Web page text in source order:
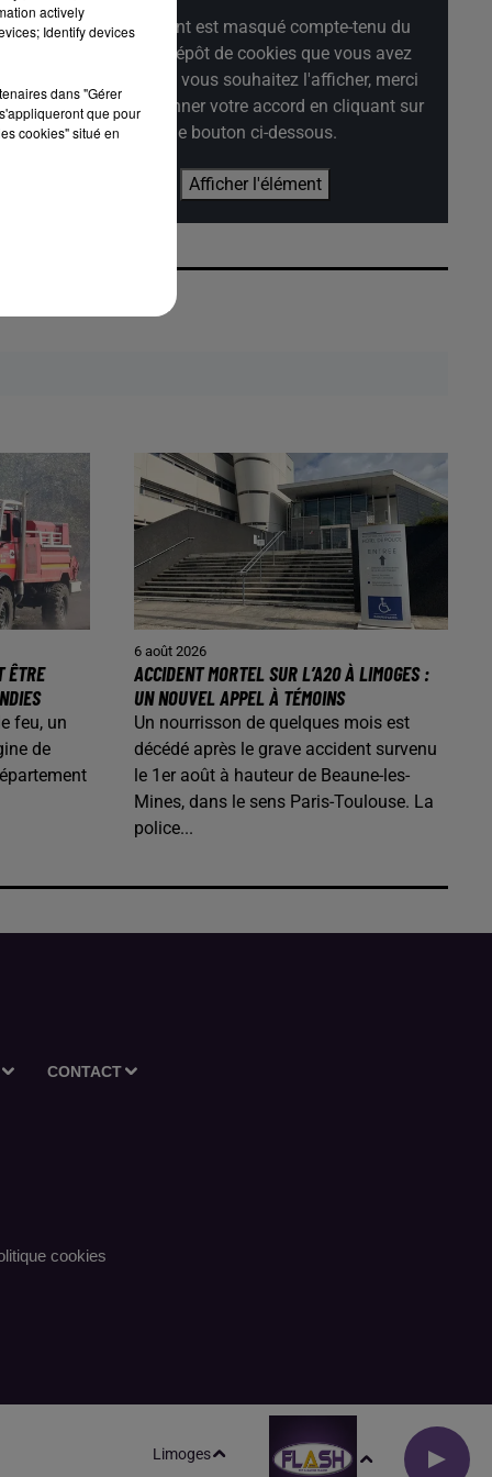
Cet élément est masqué compte-tenu du
refus du dépôt de cookies que vous avez
exprimé. Si vous souhaitez l'afficher, merci
de nous donner votre accord en cliquant sur
le bouton ci-dessous.
Afficher l'élément
ÊTRE
feu, un
de
6 août 2026
ACCIDENT MORTEL SUR L’A20 À LIMOGES :
UN NOUVEL APPEL À TÉMOINS
Un nourrisson de quelques mois est
décédé après le grave accident survenu
le 1er août à hauteur de Beaune-les-
Mines, dans le sens Paris-Toulouse. La
police...
CONTACT
Limoges
cookies
actively
Identify devices
dans "Gérer
que pour
cookies" situé en